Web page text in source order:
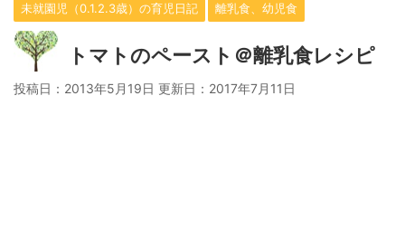
未就園児（0.1.2.3歳）の育児日記 離乳食、幼児食
トマトのペースト＠離乳食レシピ
投稿日：2013年5月19日 更新日： 2017年7月11日